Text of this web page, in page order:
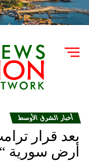
أخبار الشرق الأوسط
بعد قرار
أرض سورية